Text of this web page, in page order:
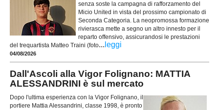
senza soste la campagna di rafforzamento del
Micio United in vista del prossimo campionato di
Seconda Categoria. La neopromossa formazione
rivierasca mette a segno un altro innesto per il
reparto offensivo, assicurandosi le prestazioni
del trequartista Matteo Traini (foto... leggi
04/08/2026
Dall'Ascoli alla Vigor Folignano: MATTIA
ALESSANDRINI è sul mercato
Dopo l'ultima esperienza con la Vigor Folignano, il
portiere Mattia Alessandrini, classe 1998, è pronto